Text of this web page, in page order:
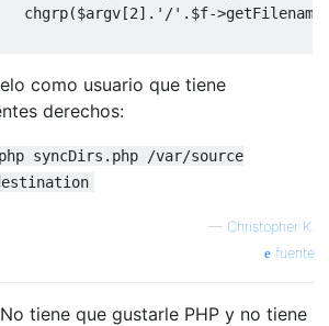
chgrp($argv[2].'/'.$f-
como usuario que tiene
derechos:
syncDirs.php /var/source
— Christopher K.
fuente
No tiene que gustarle PHP y no tiene